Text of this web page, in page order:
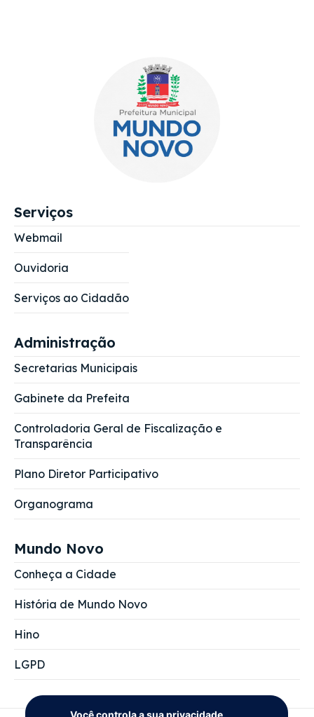
Serviços
Webmail
Ouvidoria
Serviços ao Cidadão
Administração
Secretarias Municipais
Gabinete da Prefeita
Controladoria Geral de Fiscalização e
Transparência
Plano Diretor Participativo
Organograma
Mundo Novo
Conheça a Cidade
História de Mundo Novo
Hino
LGPD
Você controla a sua privacidade